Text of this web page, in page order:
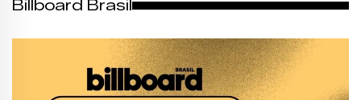
Billboard Brasil